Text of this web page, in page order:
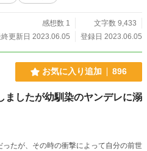
感想数 1
文字数 9,433
更新日 2023.06.05
登録日 2023.06.05
お気に入り追加 896
ましたが幼馴染のヤンデレに溺
たが、その時の衝撃によって自分の前世